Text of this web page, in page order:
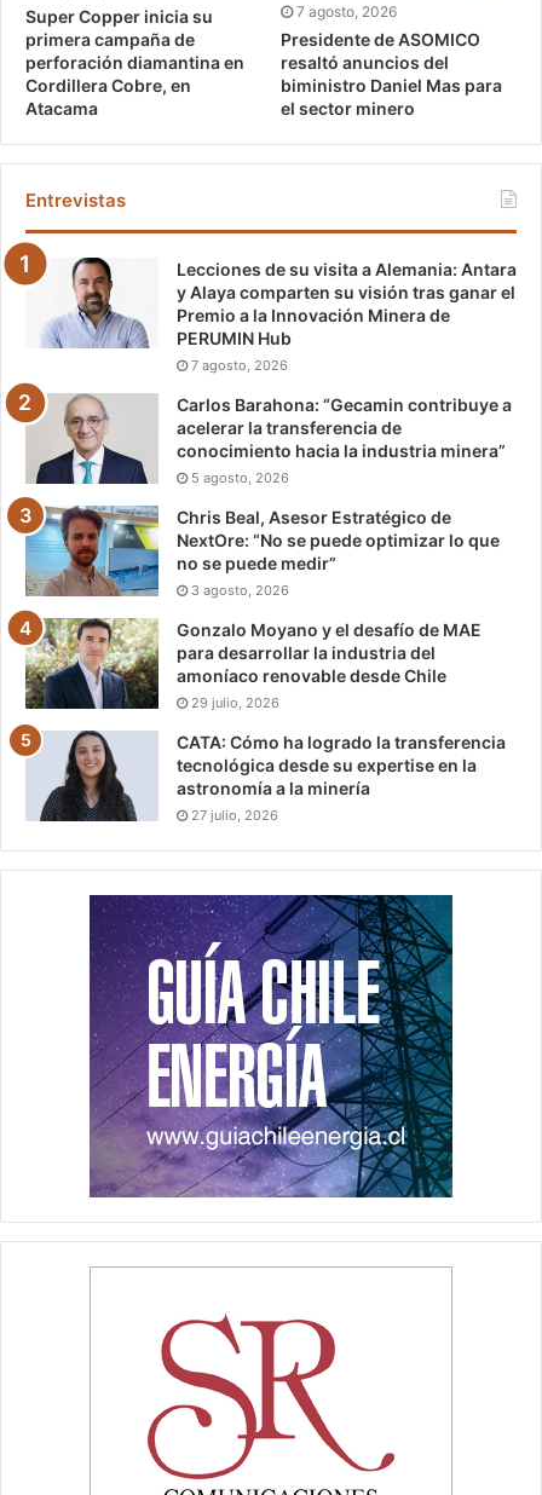
Super Copper inicia su
primera campaña de
perforación diamantina en
Cordillera Cobre, en
Atacama
7 agosto, 2026
Presidente de ASOMICO
resaltó anuncios del
biministro Daniel Mas para
el sector minero
Entrevistas
Lecciones de su visita a Alemania: Antara
y Alaya comparten su visión tras ganar el
Premio a la Innovación Minera de
PERUMIN Hub
7 agosto, 2026
Carlos Barahona: “Gecamin contribuye a
acelerar la transferencia de
conocimiento hacia la industria minera”
5 agosto, 2026
Chris Beal, Asesor Estratégico de
NextOre: “No se puede optimizar lo que
no se puede medir”
3 agosto, 2026
Gonzalo Moyano y el desafío de MAE
para desarrollar la industria del
amoníaco renovable desde Chile
29 julio, 2026
CATA: Cómo ha logrado la transferencia
tecnológica desde su expertise en la
astronomía a la minería
27 julio, 2026